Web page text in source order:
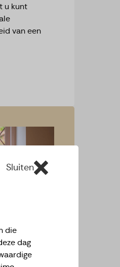
u kunt
van een
die
dag
Sluiten